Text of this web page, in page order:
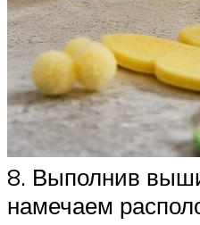
8. Выполнив
намечаем